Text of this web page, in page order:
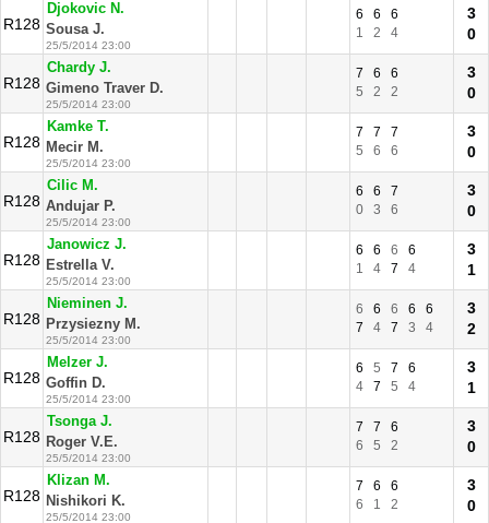
R128
Djokovic N.
Sousa J.
25/5/2014 23:00
6 6
6
1
2 4
3
0
R128
Chardy J.
Gimeno Traver D.
25/5/2014 23:00
7 6
6
5
2 2
3
0
R128
Kamke T.
Mecir M.
25/5/2014 23:00
7 7
7
5
6 6
3
0
R128
Cilic M.
Andujar P.
25/5/2014 23:00
6 6
7
0
3 6
3
0
R128
Janowicz J.
Estrella V.
25/5/2014 23:00
6 6 6
6
1
4 7 4
3
1
R128
Nieminen J.
Przysiezny M.
25/5/2014 23:00
6 6 6 6
6
7
4 7 3 4
3
2
R128
Melzer J.
Goffin D.
25/5/2014 23:00
6 5 7
6
4
7 5 4
3
1
R128
Tsonga J.
Roger V.E.
25/5/2014 23:00
7 7
6
6
5 2
3
0
R128
Klizan M.
Nishikori K.
25/5/2014 23:00
7 6
6
6
1 2
3
0